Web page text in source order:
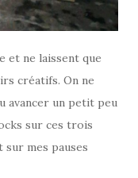
et ne laissent que
créatifs. On ne
avancer un petit peu
sur ces trois
mes pauses